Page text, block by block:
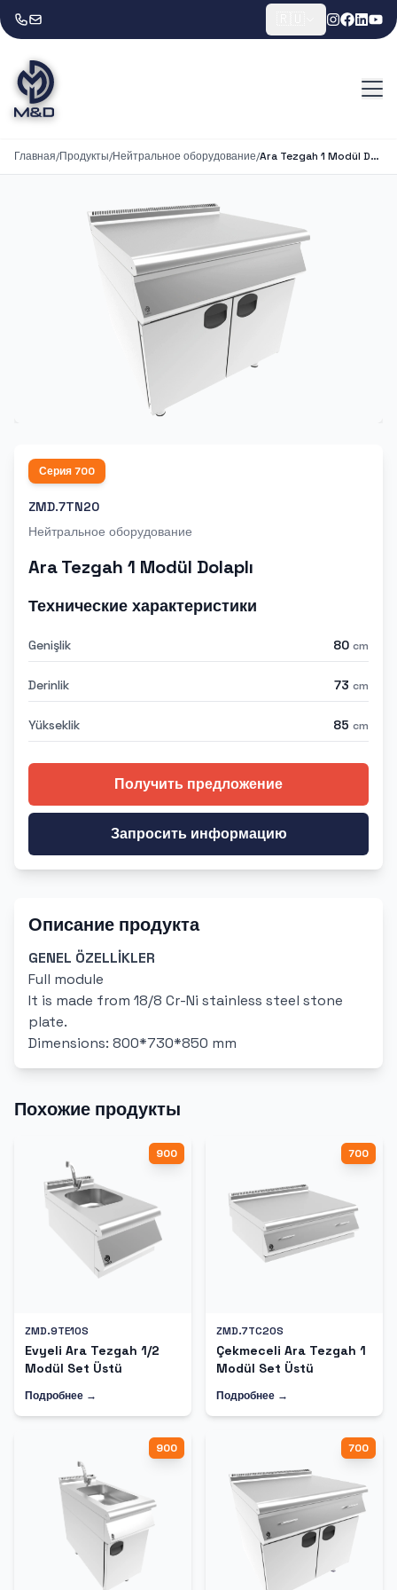
Главная/Продукты/Нейтральное оборудование/ Ara Tezgah 1 Modül Dolaplı
Серия700
ZMD.7TN20
Нейтральное оборудование
Ara Tezgah 1 Modül Dolaplı
Технические характеристики
Genişlik 80 cm
Derinlik 73 cm
Yükseklik 85 cm
Получить предложение
Запросить информацию
Описание продукта
GENEL ÖZELLİKLER
Full module
It is made from 18/8 Cr-Ni stainless steel stone
plate.
Dimensions: 800*730*850 mm
Похожие продукты
900
ZMD.9TE10S
Evyeli Ara Tezgah 1/2
Modül Set Üstü
Подробнее →
700
ZMD.7TC20S
Çekmeceli Ara Tezgah 1
Modül Set Üstü
Подробнее →
900 700